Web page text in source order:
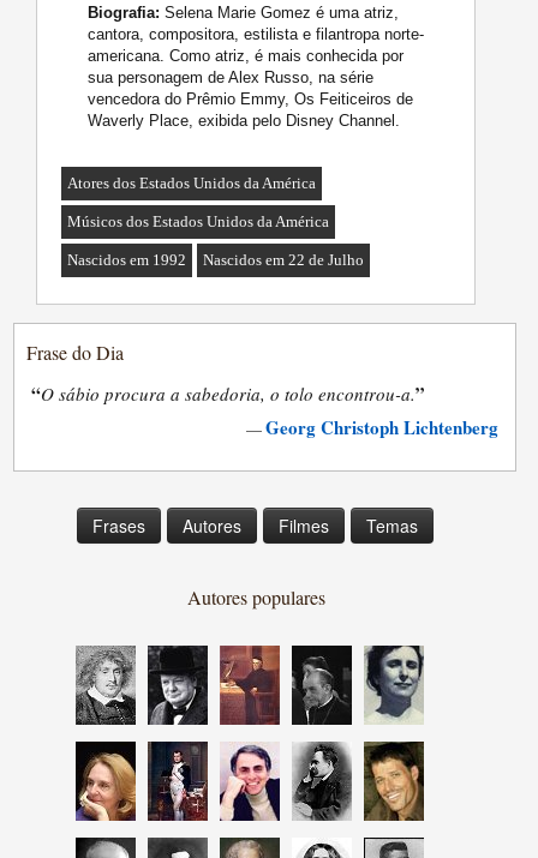
Biografia: Selena Marie Gomez é uma atriz,
cantora, compositora, estilista e filantropa norte-
americana. Como atriz, é mais conhecida por
sua personagem de Alex Russo, na série
vencedora do Prêmio Emmy, Os Feiticeiros de
Waverly Place, exibida pelo Disney Channel.
Atores dos Estados Unidos da América
Músicos dos Estados Unidos da América
Nascidos em 1992 Nascidos em 22 de Julho
Frase do Dia
“O sábio procura a sabedoria, o tolo encontrou-a.”
—Georg Christoph Lichtenberg
Frases Autores Filmes Temas
Autores populares